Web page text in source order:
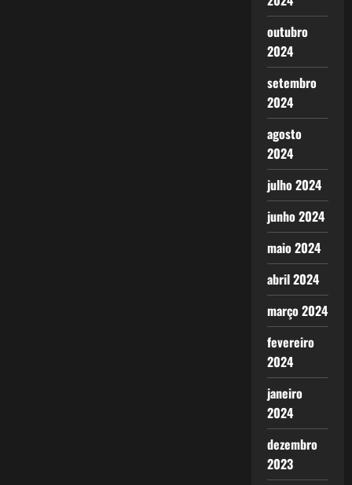
outubro
2024
setembro
2024
agosto
2024
julho 2024
junho 2024
maio 2024
abril 2024
março 2024
fevereiro
2024
janeiro
2024
dezembro
2023